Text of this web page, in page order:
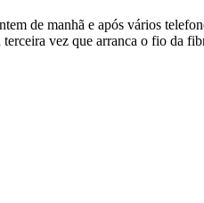
de manhã e após vários
vez que arranca o fio da